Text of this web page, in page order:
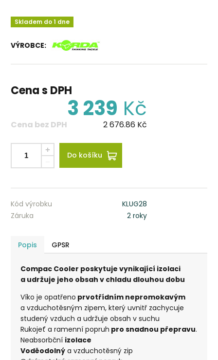
Skladem do 1 dne
VÝROBCE:
Cena s DPH
3 239 Kč
Cena bez DPH 2 676.86 Kč
Do košíku
Kód výrobku
KLUG28
Záruka
2 roky
Popis GPSR
Compac Cooler poskytuje vynikající izolaci
a udržuje jeho obsah v chladu dlouhou dobu
Víko je opatřeno prvotřídním nepromokavým
a vzduchotěsným zipem, který uvnitř zachycuje
studený vzduch a udržuje obsah v suchu
Rukojeť a ramenní popruh pro snadnou přepravu.
Neabsorbční izolace
Voděodolný a vzduchotěsný zip